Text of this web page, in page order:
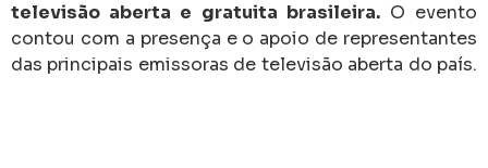
televisão aberta e gratuita brasileira.O evento
contou com a presença e o apoio de representantes
das principais emissoras de televisão aberta do país.